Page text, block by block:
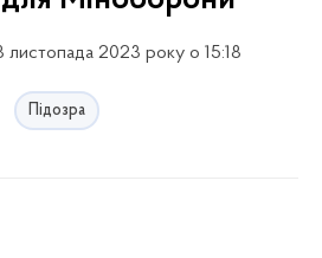
листопада 2023 року о 15:18
Підозра